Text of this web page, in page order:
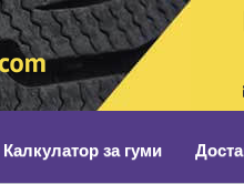
Калкулатор за гуми